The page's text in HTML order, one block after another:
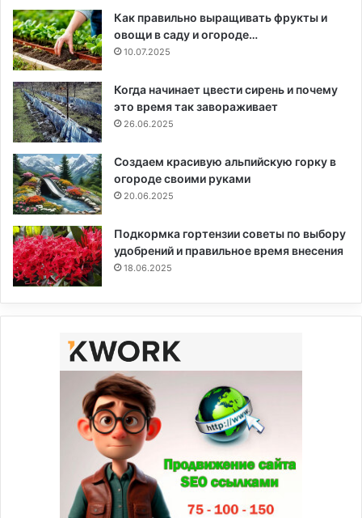
Как правильно выращивать фрукты и
овощи в саду и огороде…
10.07.2025
Когда начинает цвести сирень и почему
это время так завораживает
26.06.2025
Создаем красивую альпийскую горку в
огороде своими руками
20.06.2025
Подкормка гортензии советы по выбору
удобрений и правильное время внесения
18.06.2025